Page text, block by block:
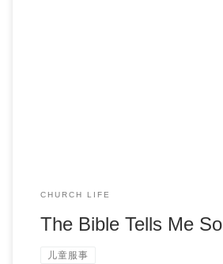
CHURCH LIFE
The Bible Tells Me So
儿童服事